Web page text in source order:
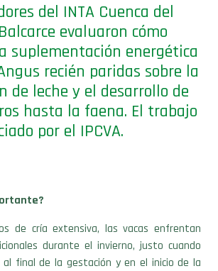
del INTA Cuenca del
evaluaron cómo
suplementación energética
recién paridas sobre la
de leche y el desarrollo de
hasta la faena. El trabajo
por el IPCVA.
de cría extensiva, las vacas enfrentan
durante el invierno, justo cuando
final de la gestación y en el inicio de la